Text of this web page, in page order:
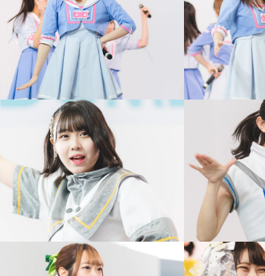
浴衣
ツインテール
ポニーテール
ライブプロ事務所
大通公園
百合が原公園
豊平公園
中島公園
円山公園
インストアイベント
Sound Lab mole
Space Art Studio
SPiCE
ライブプロホールZ
さっぽろ雪まつり
宮白琉那